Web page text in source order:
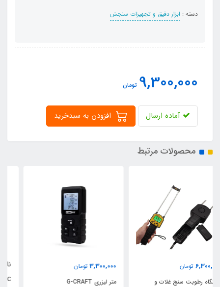
دسته : ابزار دقیق و تجهیزات سنجش
9,300,000 تومان
آماده ارسال
محصولات مرتبط
3,300,000
متر لیزری G-CRAFT
ناموجود